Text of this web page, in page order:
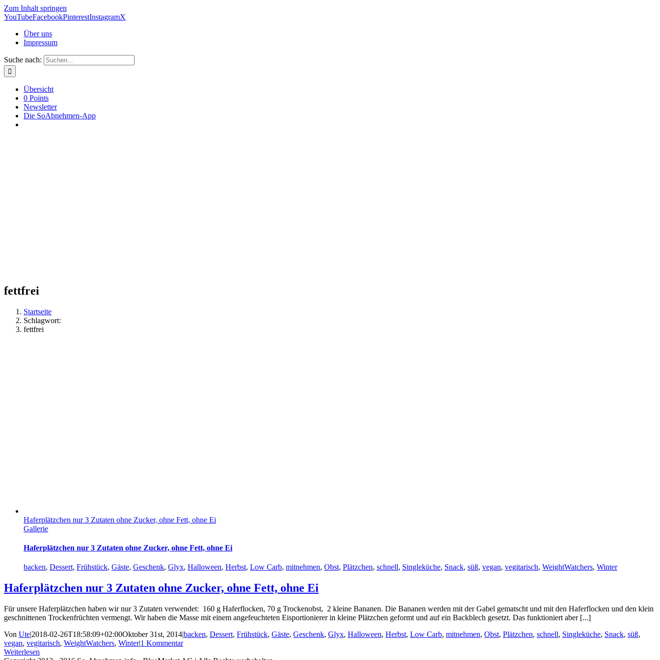
Zum Inhalt springen
YouTubeFacebookPinterestInstagramX
Über uns
Impressum
Suche nach:
Übersicht
0 Points
Newsletter
Die SoAbnehmen-App
fettfrei
Startseite
Schlagwort:
fettfrei
Haferplätzchen nur 3 Zutaten ohne Zucker, ohne Fett, ohne Ei
Gallerie
Haferplätzchen nur 3 Zutaten ohne Zucker, ohne Fett, ohne Ei
backen, Dessert, Frühstück, Gäste, Geschenk, Glyx, Halloween, Herbst, Low Carb, mitnehmen, Obst, Plätzchen, schnell, Singleküche, Snack, süß, vegan, vegitarisch, WeightWatchers, Winter
Haferplätzchen nur 3 Zutaten ohne Zucker, ohne Fett, ohne Ei
Für unsere Haferplätzchen haben wir nur 3 Zutaten verwendet: 160 g Haferflocken, 70 g Trockenobst, 2 kleine Bananen. Die Bananen werden mit der Gabel gematscht und mit den Haferflocken und den klein
geschnittenen Trockenfrüchten vermengt. Wir haben die Masse mit einem angefeuchteten Eisportionierer in kleine Plätzchen geformt und auf ein Backblech gesetzt. Das funktioniert aber [...]
Von Ute|2018-02-26T18:58:09+02:00Oktober 31st, 2014|backen, Dessert, Frühstück, Gäste, Geschenk, Glyx, Halloween, Herbst, Low Carb, mitnehmen, Obst, Plätzchen, schnell, Singleküche, Snack, süß,
vegan, vegitarisch, WeightWatchers, Winter|1 Kommentar
Weiterlesen